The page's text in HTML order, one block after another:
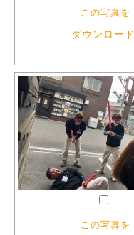
この写真を
ダウンロード
この写真を